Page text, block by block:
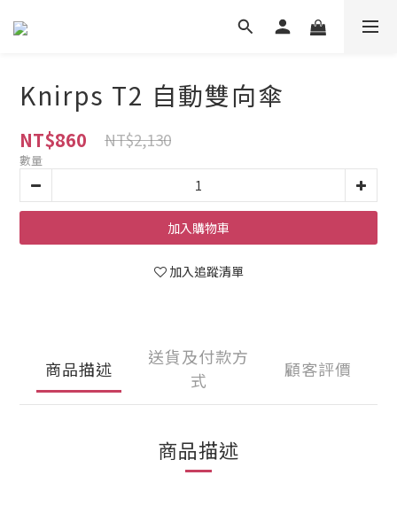
Knirps T2 自動雙向傘
NT$860 NT$2,130
數量
加入購物車
加入追蹤清單
商品描述
送貨及付款方
式
顧客評價
商品描述